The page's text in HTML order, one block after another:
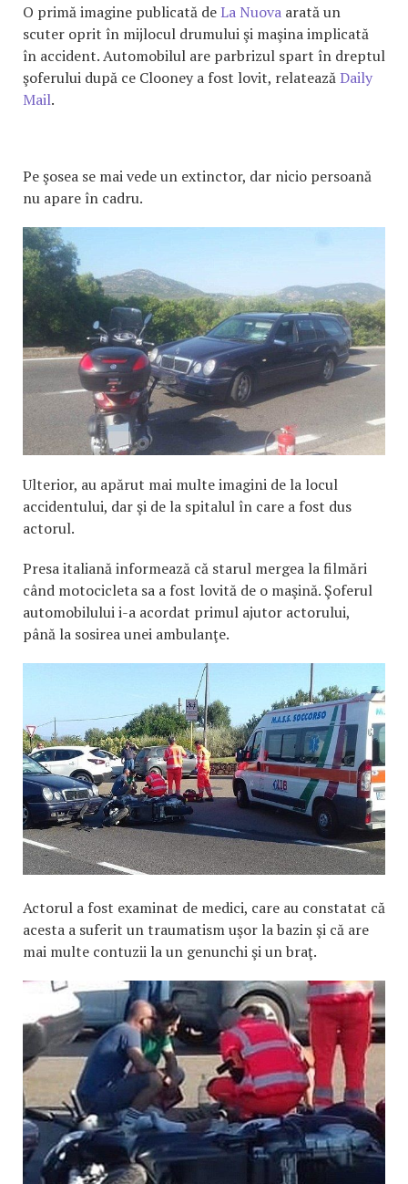
O primă imagine publicată deLa Nuova arată un
scuter oprit în mijlocul drumului şi maşina implicată
în accident. Automobilul are parbrizul spart în dreptul
şoferului după ce Clooney a fost lovit, relateazăDaily
Mail.
Pe şosea se mai vede un extinctor, dar nicio persoană
nu apare în cadru.
Ulterior, au apărut mai multe imagini de la locul
accidentului, dar şi de la spitalul în care a fost dus
actorul.
Presa italiană informează că starul mergea la filmări
când motocicleta sa a fost lovită de o maşină. Şoferul
automobilului i-a acordat primul ajutor actorului,
până la sosirea unei ambulanţe.
Actorul a fost examinat de medici, care au constatat că
acesta a suferit un traumatism uşor la bazin şi că are
mai multe contuzii la un genunchi şi un braţ.